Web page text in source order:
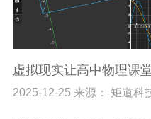
虚拟现实让高中物理课
2025-12-25 来源： 矩道科